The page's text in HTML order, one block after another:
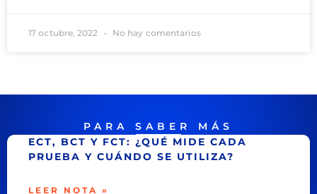
17 octubre, 2022 No hay comentarios
PARA SABER MÁS
ECT, BCT Y FCT: ¿QUÉ MIDE CADA
PRUEBA Y CUÁNDO SE UTILIZA?
LEER NOTA »